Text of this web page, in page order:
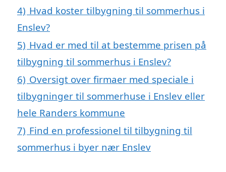
4) Hvad koster tilbygning til sommerhus i
Enslev?
5) Hvad er med til at bestemme prisen på
tilbygning til sommerhus i Enslev?
6) Oversigt over firmaer med speciale i
tilbygninger til sommerhuse i Enslev eller
hele Randers kommune
7) Find en professionel til tilbygning til
sommerhus i byer nær Enslev